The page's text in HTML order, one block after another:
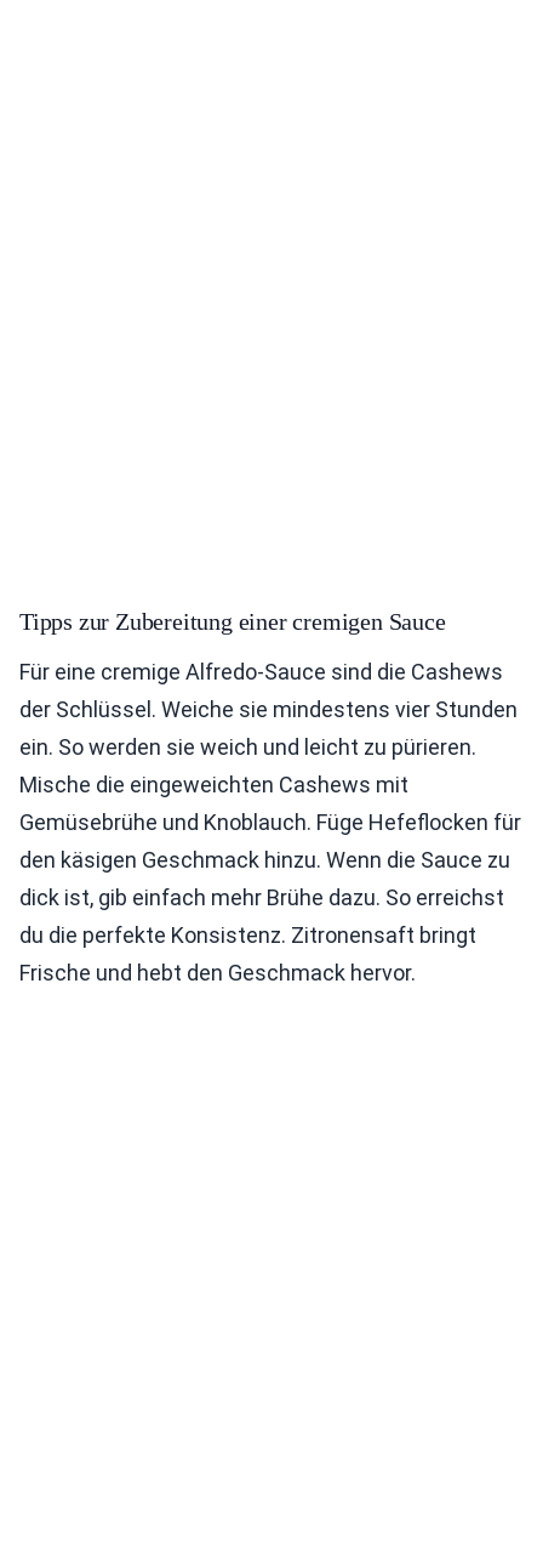
Tipps zur Zubereitung einer cremigen Sauce
Für eine cremige Alfredo-Sauce sind die Cashews
der Schlüssel. Weiche sie mindestens vier Stunden
ein. So werden sie weich und leicht zu pürieren.
Mische die eingeweichten Cashews mit
Gemüsebrühe und Knoblauch. Füge Hefeflocken für
den käsigen Geschmack hinzu. Wenn die Sauce zu
dick ist, gib einfach mehr Brühe dazu. So erreichst
du die perfekte Konsistenz. Zitronensaft bringt
Frische und hebt den Geschmack hervor.